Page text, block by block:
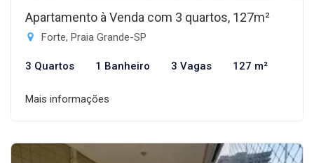
Apartamento à Venda com 3 quartos, 127m²
Forte, Praia Grande-SP
3 Quartos 1 Banheiro 3 Vagas 127 m²
Mais informações